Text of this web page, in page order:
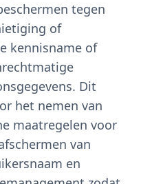
tegen
of
kennisname of
Dit
het nemen van
maatregelen voor
van
en